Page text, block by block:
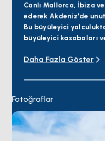
Canlı Mallorca, İbiza
ederek Akdeniz'de
Bu büyüleyici
büyüleyici kasabaları
hareketli şehir
Palma de Mallorca
canlı gece hayatı ve
doğru yola çıkın.
Su sporları meraklıları
olan Sant Antoni'ye
Daha Fazla Göster
Fotoğraflar